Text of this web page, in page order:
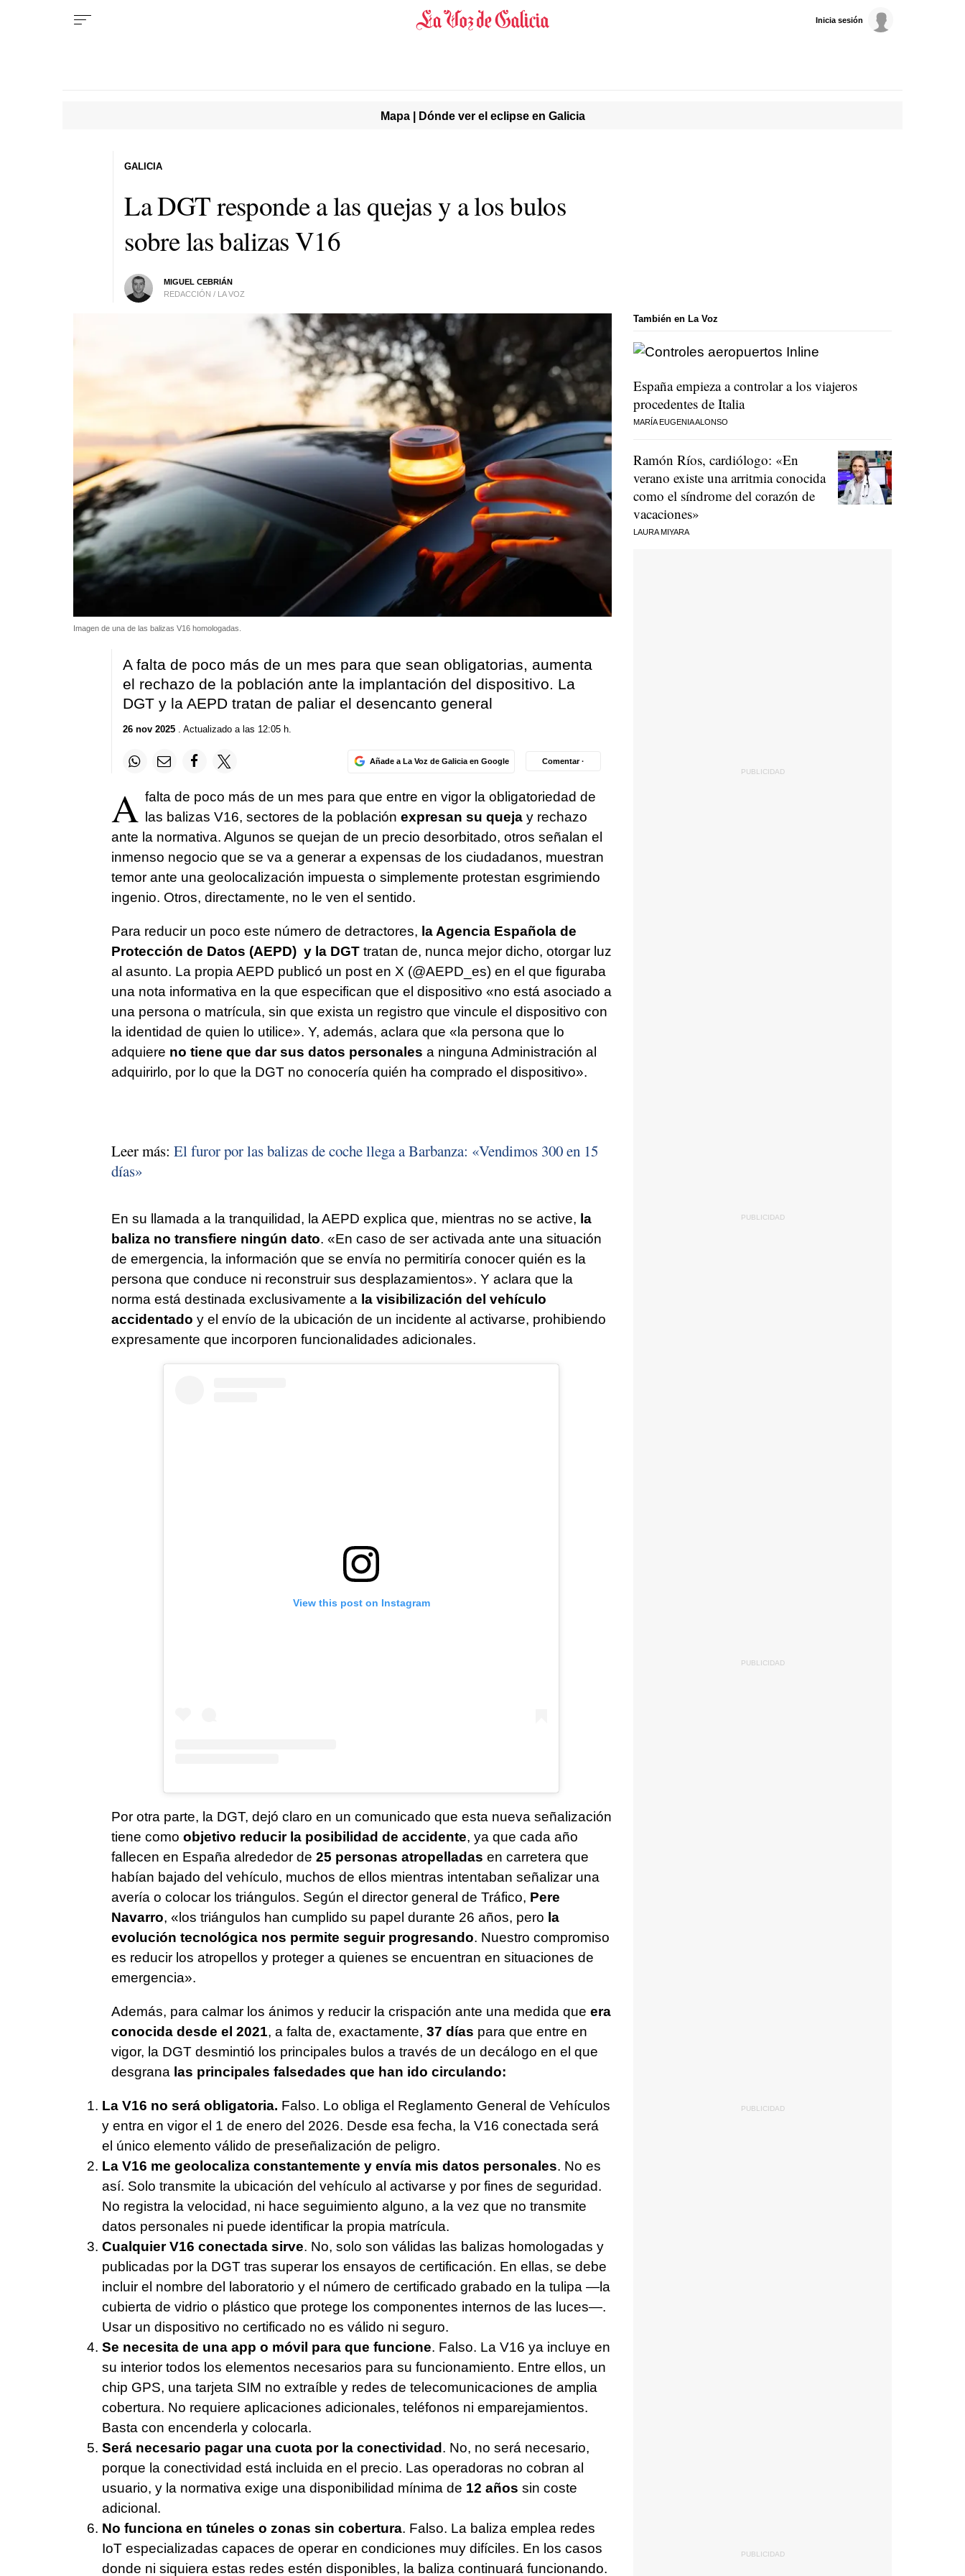
Inicia sesión
Mapa | Dónde ver el eclipse en Galicia
La DGT responde a las quejas y a los bulos
sobre las balizas V16
MIGUEL CEBRIÁN
REDACCIÓN / LA VOZ
GALICIA
Imagen de una de las balizas V16 homologadas.
A falta de poco más de un mes para que sean obligatorias, aumenta
el rechazo de la población ante la implantación del dispositivo. La
DGT y la AEPD tratan de paliar el desencanto general
26 nov 2025. Actualizado a las 12:05 h.
Añade a La Voz de Galicia en Google Comentar ·
A falta de poco más de un mes para que entre en vigor la obligatoriedad de
las balizas V16, sectores de la población expresan su quejay rechazo
ante la normativa. Algunos se quejan de un precio desorbitado, otros señalan el
inmenso negocio que se va a generar a expensas de los ciudadanos, muestran
temor ante una geolocalización impuesta o simplemente protestan esgrimiendo
ingenio. Otros, directamente, no le ven el sentido.
Para reducir un poco este número de detractores, la Agencia Española de
Protección de Datos (AEPD) y la DGTtratan de, nunca mejor dicho, otorgar luz
al asunto. La propia AEPD publicó un post en X (@AEPD_es) en el que figuraba
una nota informativa en la que especifican que el dispositivo «no está asociado a
una persona o matrícula, sin que exista un registro que vincule el dispositivo con
la identidad de quien lo utilice». Y, además, aclara que «la persona que lo
adquiere no tiene que dar sus datos personales a ninguna Administración al
adquirirlo, por lo que la DGT no conocería quién ha comprado el dispositivo».
Leer más: El furor por las balizas de coche llega a Barbanza: «Vendimos 300 en 15
días»
En su llamada a la tranquilidad, la AEPD explica que, mientras no se active, la
baliza no transfiere ningún dato. «En caso de ser activada ante una situación
de emergencia, la información que se envía no permitiría conocer quién es la
persona que conduce ni reconstruir sus desplazamientos». Y aclara que la
norma está destinada exclusivamente a la visibilización del vehículo
accidentado y el envío de la ubicación de un incidente al activarse, prohibiendo
expresamente que incorporen funcionalidades adicionales.
View this post on Instagram
Por otra parte, la DGT, dejó claro en un comunicado que esta nueva señalización
tiene como objetivo reducir la posibilidad de accidente, ya que cada año
fallecen en España alrededor de 25 personas atropelladas en carretera que
habían bajado del vehículo, muchos de ellos mientras intentaban señalizar una
avería o colocar los triángulos. Según el director general de Tráfico, Pere
Navarro, «los triángulos han cumplido su papel durante 26 años, pero la
evolución tecnológica nos permite seguir progresando. Nuestro compromiso
es reducir los atropellos y proteger a quienes se encuentran en situaciones de
emergencia».
Además, para calmar los ánimos y reducir la crispación ante una medida que era
conocida desde el 2021, a falta de, exactamente, 37 días para que entre en
vigor, la DGT desmintió los principales bulos a través de un decálogo en el que
desgrana las principales falsedades que han ido circulando:
La V16 no será obligatoria. Falso. Lo obliga el Reglamento General de Vehículos
y entra en vigor el 1 de enero del 2026. Desde esa fecha, la V16 conectada será
el único elemento válido de preseñalización de peligro.
La V16 me geolocaliza constantemente y envía mis datos personales. No es
así. Solo transmite la ubicación del vehículo al activarse y por fines de seguridad.
No registra la velocidad, ni hace seguimiento alguno, a la vez que no transmite
datos personales ni puede identificar la propia matrícula.
Cualquier V16 conectada sirve. No, solo son válidas las balizas homologadas y
publicadas por la DGT tras superar los ensayos de certificación. En ellas, se debe
incluir el nombre del laboratorio y el número de certificado grabado en la tulipa —la
cubierta de vidrio o plástico que protege los componentes internos de las luces—.
Usar un dispositivo no certificado no es válido ni seguro.
Se necesita de una app o móvil para que funcione. Falso. La V16 ya incluye en
su interior todos los elementos necesarios para su funcionamiento. Entre ellos, un
chip GPS, una tarjeta SIM no extraíble y redes de telecomunicaciones de amplia
cobertura. No requiere aplicaciones adicionales, teléfonos ni emparejamientos.
Basta con encenderla y colocarla.
Será necesario pagar una cuota por la conectividad . No, no será necesario,
porque la conectividad está incluida en el precio. Las operadoras no cobran al
usuario, y la normativa exige una disponibilidad mínima de 12 años sin coste
adicional.
No funciona en túneles o zonas sin cobertura. Falso. La baliza emplea redes
IoT especializadas capaces de operar en condiciones muy difíciles. En los casos
donde ni siquiera estas redes estén disponibles, la baliza continuará funcionando.
También en La Voz
España empieza a controlar a los viajeros
procedentes de Italia
MARÍA EUGENIA ALONSO
Ramón Ríos, cardiólogo: «En
verano existe una arritmia conocida
como el síndrome del corazón de
vacaciones»
LAURA MIYARA